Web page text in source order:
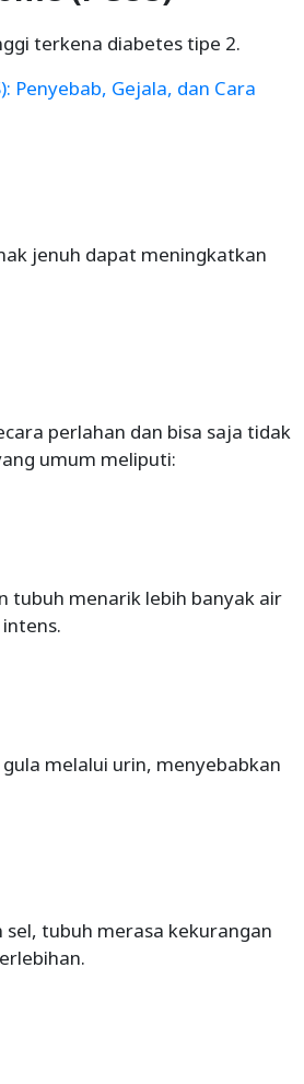
terkena diabetes tipe 2.
Penyebab, Gejala, dan Cara
jenuh dapat meningkatkan
perlahan dan bisa saja tidak
umum meliputi:
tubuh menarik lebih banyak air
melalui urin, menyebabkan
tubuh merasa kekurangan